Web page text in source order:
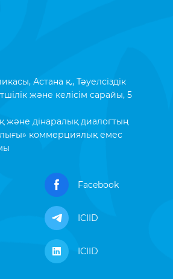
Астана қ., Тәуелсіздік
және келісім сарайы, 5
және дінаралық диалогтың
коммерциялық емес
Facebook
ICIID
ICIID